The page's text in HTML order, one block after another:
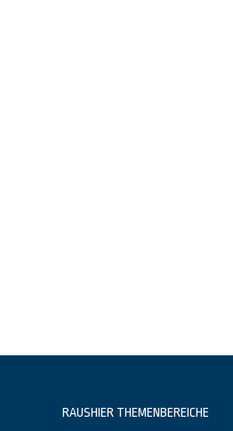
RAUSHIER THEMENBEREICHE